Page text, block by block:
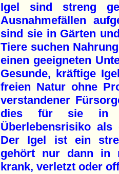
Igel sind streng
Ausnahmefällen
sind sie in Gärten
Tiere suchen
einen geeigneten
Gesunde, kräftige
freien Natur ohne
verstandener
dies für sie in
Überlebensrisiko
Der Igel ist ein
gehört nur dann in
krank, verletzt oder